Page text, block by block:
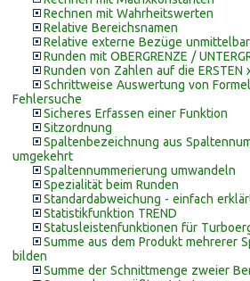
Rechnen mit Wahrheitswerten
Relative Bereichsnamen
Relative externe Bezüge
Runden mit OBERGRENZE /
Runden von Zahlen auf die ERSTEN
Schrittweise Auswertung von
Fehlersuche
Sicheres Erfassen einer Funktion
Sitzordnung
Spaltenbezeichnung aus
umgekehrt
Spaltennummerierung umwandeln
Spezialität beim Runden
Standardabweichung - einfach
Statistikfunktion TREND
Statusleistenfunktionen für
Summe aus dem Produkt mehrerer
bilden
Summe der Schnittmenge zweier